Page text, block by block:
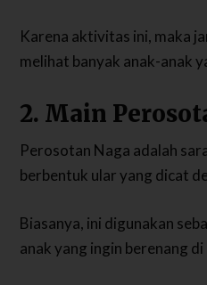
Karena aktivitas ini, maka
melihat banyak anak-anak
2. Main
Perosotan Naga adalah
berbentuk ular yang dicat
Biasanya, ini digunakan
anak yang ingin berenang